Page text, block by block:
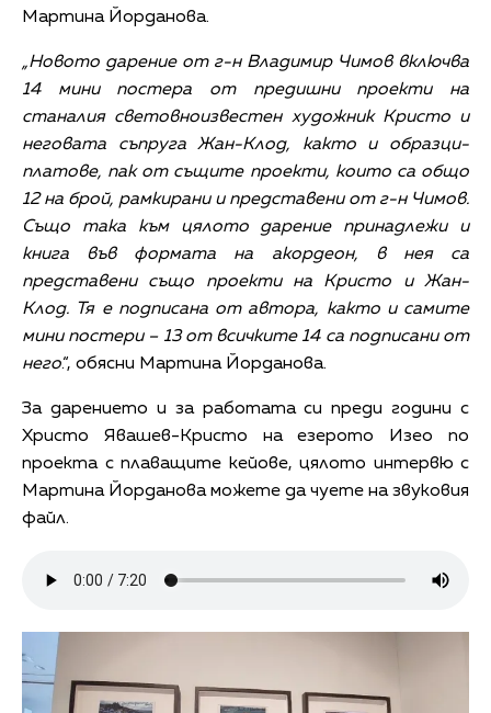
Мартина Йорданова.
„Новото дарение от г-н Владимир Чимов включва
14 мини постера от предишни проекти на
станалия световноизвестен художник Кристо и
неговата съпруга Жан-Клод, както и образци-
платове, пак от същите проекти, които са общо
12 на брой, рамкирани и представени от г-н Чимов.
Също така към цялото дарение принадлежи и
книга във формата на акордеон, в нея са
представени също проекти на Кристо и Жан-
Клод. Тя е подписана от автора, както и самите
мини постери – 13 от всичките 14 са подписани от
него.“, обясни Мартина Йорданова.
За дарението и за работата си преди години с
Христо Явашев-Кристо на езерото Изео по
проекта с плаващите кейове, цялото интервю с
Мартина Йорданова можете да чуете на звуковия
файл.